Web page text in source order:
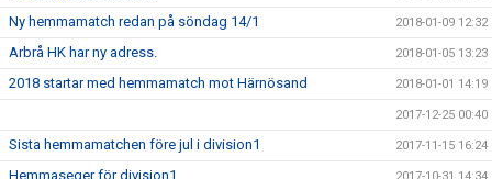
Ny hemmamatch redan på söndag 14/1 2018-01-09 12:32
Arbrå HK har ny adress. 2018-01-05 13:23
2018 startar med hemmamatch mot Härnösand 2018-01-01 14:19
2017-12-25 00:40
Sista hemmamatchen före jul i division1 2017-11-15 16:24
Hemmaseger för division1